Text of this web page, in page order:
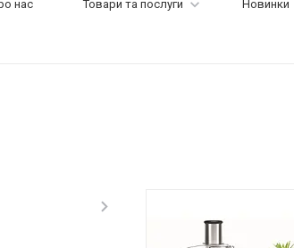
нас Товари та послуги Новинки